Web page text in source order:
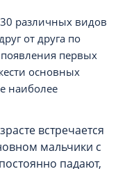
различных видов
от друга по
первых
основных
наиболее
встречается
мальчики с
падают,